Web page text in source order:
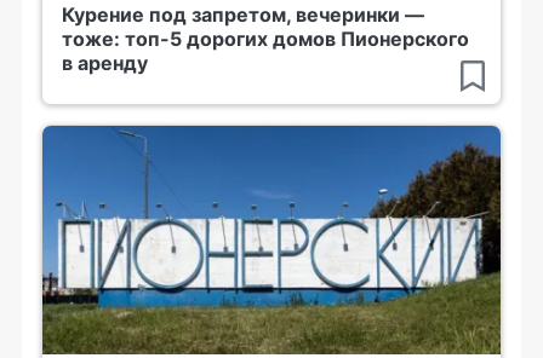
Курение под запретом, вечеринки —
тоже: топ-5 дорогих домов Пионерского
в аренду